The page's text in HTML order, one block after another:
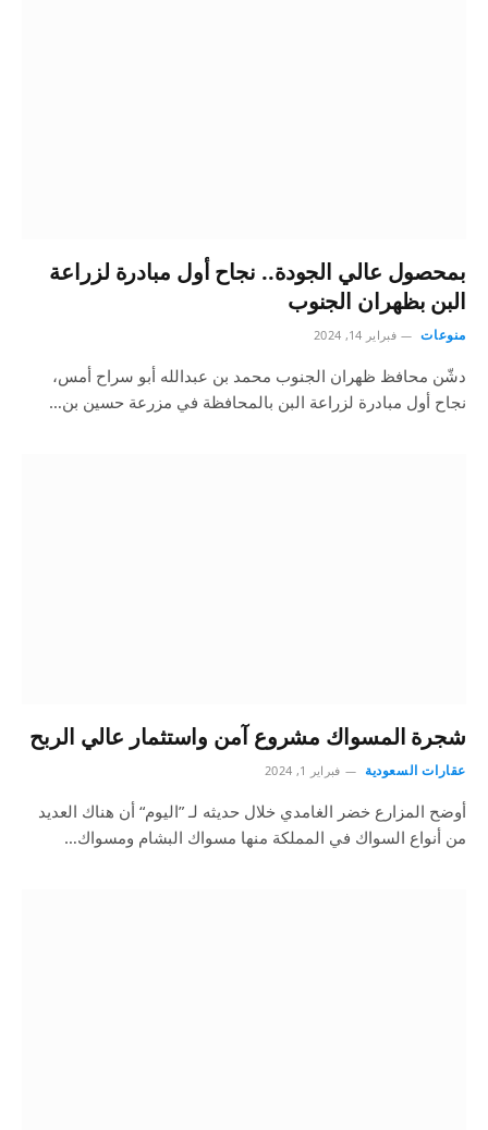
بمحصول عالي الجودة.. نجاح أول مبادرة لزراعة
البن بظهران الجنوب
منوعات فبراير 14, 2024
دشّن محافظ ظهران الجنوب محمد بن عبدالله أبو سراح أمس،
نجاح أول مبادرة لزراعة البن بالمحافظة في مزرعة حسين بن…
شجرة المسواك مشروع آمن واستثمار عالي الربح
عقارات السعودية فبراير 1, 2024
أوضح المزارع خضر الغامدي خلال حديثه لـ ”اليوم“ أن هناك العديد
من أنواع السواك في المملكة منها مسواك البشام ومسواك…